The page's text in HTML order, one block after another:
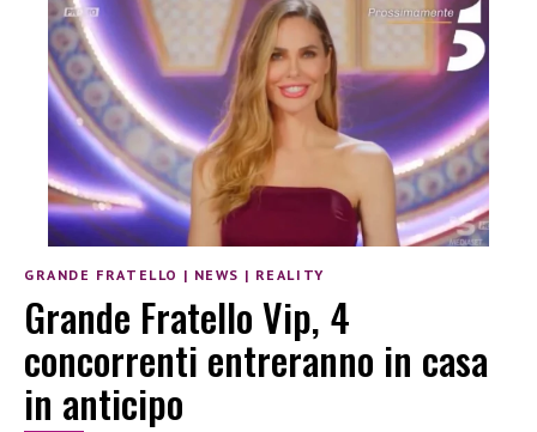
GRANDE FRATELLO | NEWS | REALITY
Grande Fratello Vip, 4
concorrenti entreranno in casa
in anticipo